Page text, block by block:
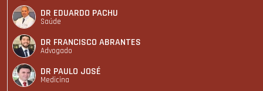
DR EDUARDO PACHU
Saúde
DR FRANCISCO ABRANTES
Advogado
DR PAULO JOSÉ
Medicina